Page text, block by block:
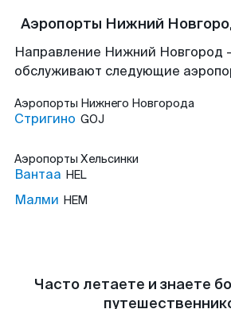
Аэропорты Нижний
Направление Нижний Новгород
обслуживают следующие
Аэропорты Нижнего Новгорода
Стригино GOJ
Аэропорты Хельсинки
Вантаа HEL
Малми HEM
Часто летаете и знаете